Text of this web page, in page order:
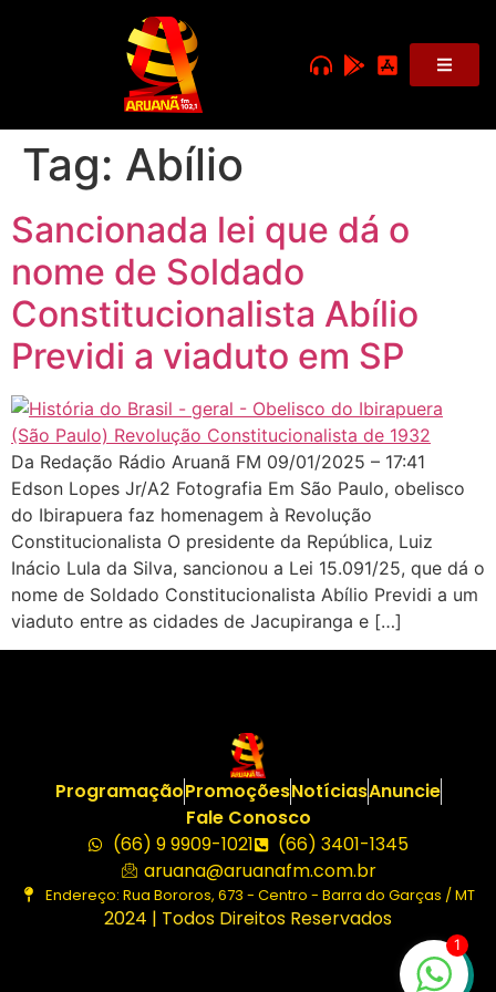
Tag: Abílio
Sancionada lei que dá o
nome de Soldado
Constitucionalista Abílio
Previdi a viaduto em SP
Da Redação Rádio Aruanã FM 09/01/2025 – 17:41
Edson Lopes Jr/A2 Fotografia Em São Paulo, obelisco
do Ibirapuera faz homenagem à Revolução
Constitucionalista O presidente da República, Luiz
Inácio Lula da Silva, sancionou a Lei 15.091/25, que dá o
nome de Soldado Constitucionalista Abílio Previdi a um
viaduto entre as cidades de Jacupiranga e […]
ProgramaçãoPromoçõesNotíciasAnuncie
Fale Conosco
(66) 9 9909-1021
(66) 3401-1345
aruana@aruanafm.com.br
Endereço: Rua Bororos, 673 - Centro - Barra do Garças / MT
2024 | Todos Direitos Reservados
1